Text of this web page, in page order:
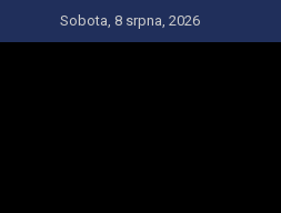
to
Sobota, 8 srpna, 2026